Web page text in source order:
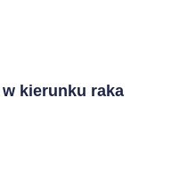
kierunku raka